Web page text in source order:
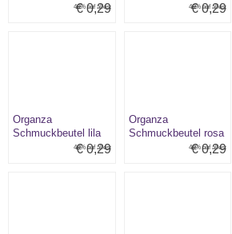
40% auf alles:
€ 0,29 40% auf alles:
€ 0,29
Organza
Schmuckbeutel lila
40% auf alles:
€ 0,29
Organza
Schmuckbeutel rosa
40% auf alles:
€ 0,29